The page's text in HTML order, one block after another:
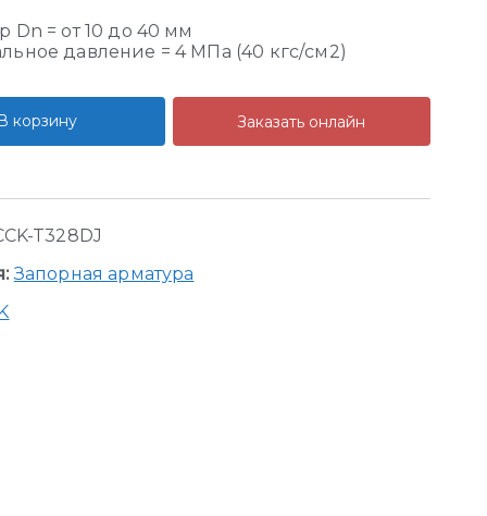
Dn = от 10 до 40 мм
давление = 4 МПа (40 кгс/см2)
В корзину Заказать онлайн
T328DJ
Запорная арматура